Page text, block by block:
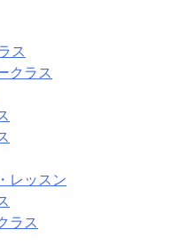
ス
クラス
レッスン
ラス